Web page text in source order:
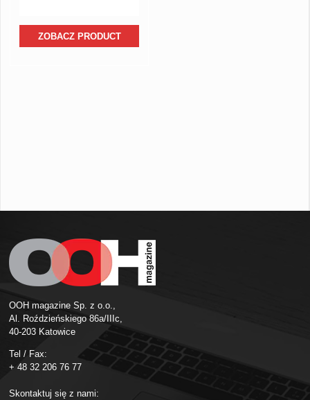
ZOBACZ PRODUCT
OOH magazine Sp. z o.o.,
Al. Roździeńskiego 86a/IIIc,
40-203 Katowice
Tel / Fax:
+ 48 32 206 76 77
Skontaktuj się z nami: